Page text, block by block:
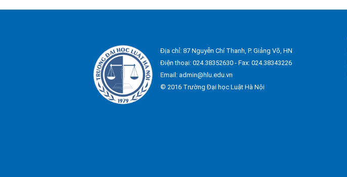
Địa chỉ: 87 Nguyễn Chí Thanh, P. Giảng Võ, HN
Điện thoại: 024.38352630 - Fax: 024.38343226
Email: admin@hlu.edu.vn
© 2016 Trường Đại học Luật Hà Nội